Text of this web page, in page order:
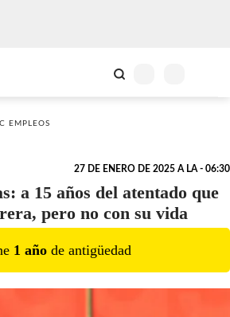
EMPLEOS
27 DE ENERO DE 2025 A LA - 06:30
a 15 años del atentado que
pero no con su vida
1 año de antigüedad